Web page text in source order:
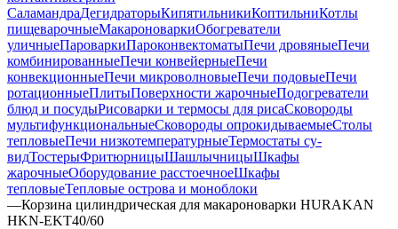
СаламандраДегидраторыКипятильникиКоптильниКотлы
пищеварочныеМакароноваркиОбогреватели
уличныеПароваркиПароконвектоматыПечи дровяныеПечи
комбинированныеПечи конвейерныеПечи
конвекционныеПечи микроволновыеПечи подовыеПечи
ротационныеПлитыПоверхности жарочныеПодогреватели
блюд и посудыРисоварки и термосы для рисаСковороды
мультифункциональныеСковороды опрокидываемыеСтолы
тепловыеПечи низкотемпературныеТермостаты су-
видТостерыФритюрницыШашлычницыШкафы
жарочныеОборудование расстоечноеШкафы
тепловыеТепловые острова и моноблоки
—Корзина цилиндрическая для макароноварки HURAKAN
HKN-EKT40/60